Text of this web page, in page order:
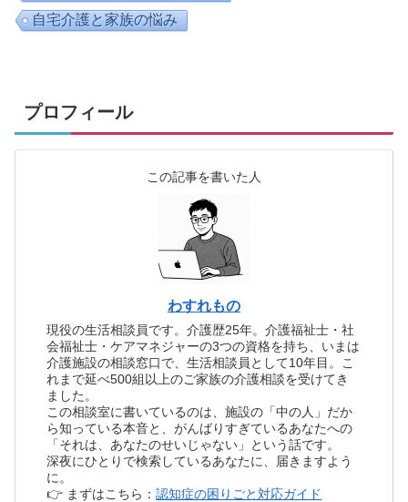
自宅介護と家族の悩み
プロフィール
この記事を書いた人
わすれもの
現役の生活相談員です。介護歴25年。介護福祉士・社
会福祉士・ケアマネジャーの3つの資格を持ち、いまは
介護施設の相談窓口で、生活相談員として10年目。こ
れまで延べ500組以上のご家族の介護相談を受けてき
ました。
この相談室に書いているのは、施設の「中の人」だか
ら知っている本音と、がんばりすぎているあなたへの
「それは、あなたのせいじゃない」という話です。
深夜にひとりで検索しているあなたに、届きますよう
に。
👉 まずはこちら：認知症の困りごと対応ガイド